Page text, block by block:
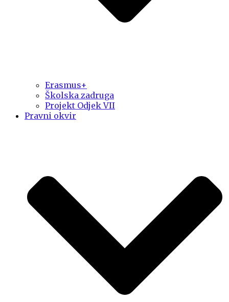
Erasmus+
Školska zadruga
Projekt Odjek VII
Pravni okvir